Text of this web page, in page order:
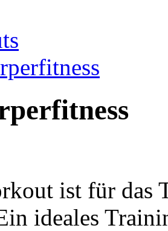
ist für das
ideales